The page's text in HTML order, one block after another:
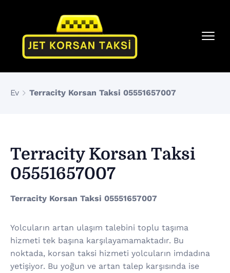
Ev Terracity Korsan Taksi 05551657007
Terracity Korsan Taksi
05551657007
Terracity Korsan Taksi 05551657007
Yolcuların artan ulaşım talebini toplu taşıma
hizmeti tek başına karşılayamamaktadır. Bu
noktada, korsan taksi hizmeti yolcuların imdadına
yetişiyor. Bu yoğun ve artan talep karşısında ise